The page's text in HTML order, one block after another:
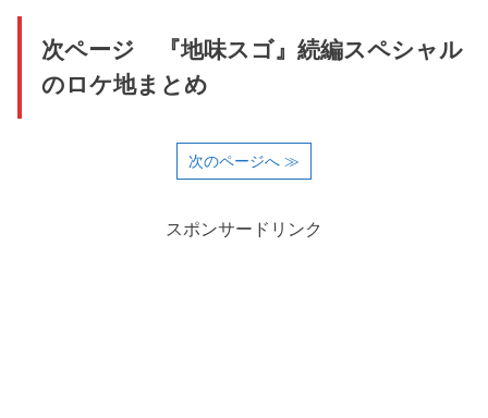
次ページ 『地味スゴ』続編スペシャル
のロケ地まとめ
次のページへ ≫
スポンサードリンク